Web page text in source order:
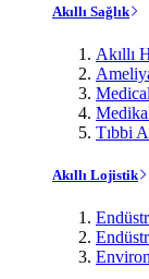
Akıllı Sağlık
Akıllı
Tıbbi
Akıllı Lojistik